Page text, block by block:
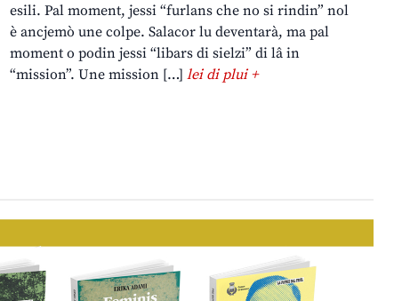
esili. Pal moment, jessi “furlans che no si rindin” nol
è ancjemò une colpe. Salacor lu deventarà, ma pal
moment o podin jessi “libars di sielzi” di lâ in
“mission”. Une mission […]lei di plui +